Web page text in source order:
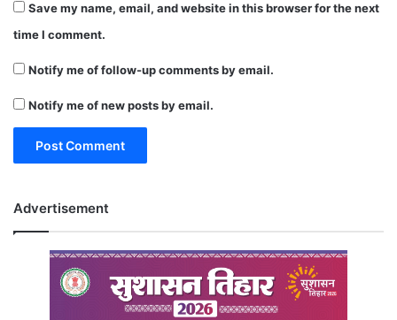
Save my name, email, and website in this browser for the next
time I comment.
Notify me of follow-up comments by email.
Notify me of new posts by email.
Advertisement